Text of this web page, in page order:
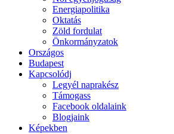
Energiapolitika
Oktatás
Zöld fordulat
Önkormányzatok
Országos
Budapest
Kapcsolódj
Legyél naprakész
Támogass
Facebook oldalaink
Blogjaink
Képekben